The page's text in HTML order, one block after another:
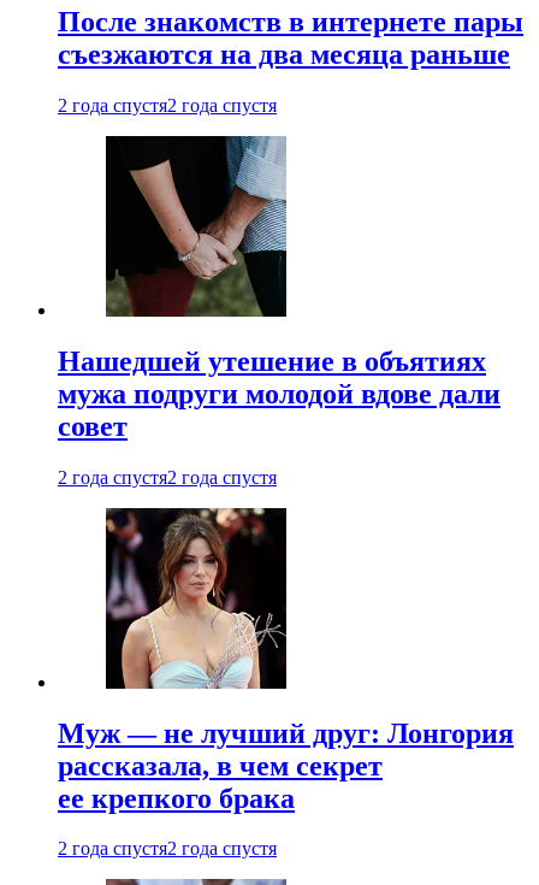
После знакомств в интернете пары
съезжаются на два месяца раньше
2 года спустя2 года спустя
Нашедшей утешение в объятиях
мужа подруги молодой вдове дали
совет
2 года спустя2 года спустя
Муж — не лучший друг: Лонгория
рассказала, в чем секрет
ее крепкого брака
2 года спустя2 года спустя